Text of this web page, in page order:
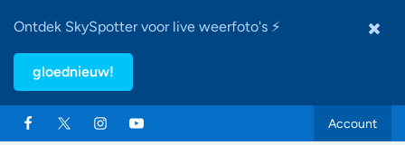
Ontdek SkySpotter voor live weerfoto's ⚡
gloednieuw!
Account